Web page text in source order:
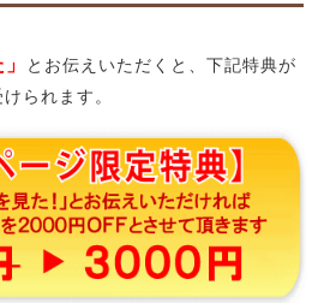
とお伝えいただくと、下記特典が
けられます。